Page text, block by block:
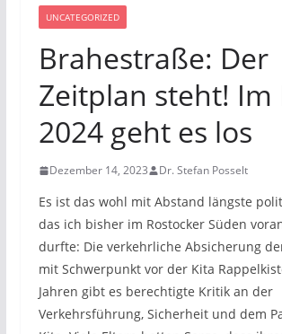
UNCATEGORIZED
Brahestraße: Der
Zeitplan steht! Im
2024 geht es los
Dezember 14, 2023 Dr. Stefan Posselt
Es ist das wohl mit Abstand längste
das ich bisher im Rostocker Süden
durfte: Die verkehrliche Absicherung
mit Schwerpunkt vor der Kita
Jahren gibt es berechtigte Kritik an der
Verkehrsführung, Sicherheit und dem